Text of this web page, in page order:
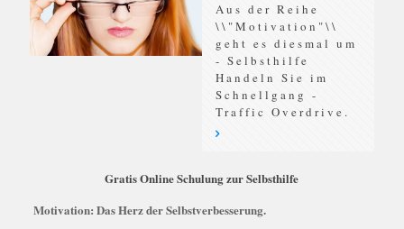
Aus der Reihe
\\"Motivation"\\
geht es diesmal um
- Selbsthilfe
Handeln Sie im
Schnellgang -
Traffic Overdrive.
Gratis Online Schulung zur Selbsthilfe
Motivation: Das Herz der Selbstverbesserung.